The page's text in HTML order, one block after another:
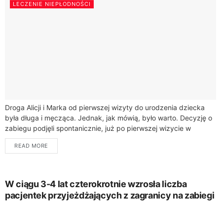
LECZENIE NIEPŁODNOŚCI
Droga Alicji i Marka od pierwszej wizyty do urodzenia dziecka
była długa i męcząca. Jednak, jak mówią, było warto. Decyzję o
zabiegu podjęli spontanicznie, już po pierwszej wizycie w
klinice...
READ MORE
W ciągu 3-4 lat czterokrotnie wzrosła liczba
pacjentek przyjeżdżających z zagranicy na zabiegi